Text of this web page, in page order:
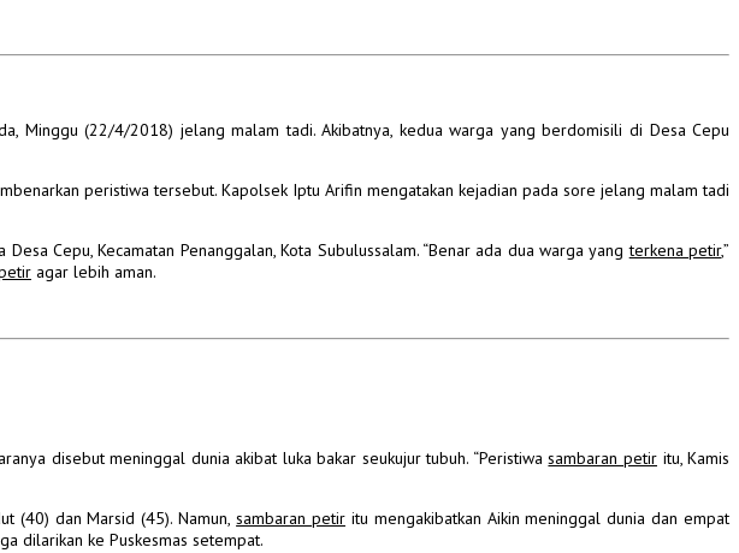
Minggu (22/4/2018) jelang malam tadi.Akibatnya, kedua warga yang berdomisili di Desa Cepu
peristiwa tersebut. Kapolsek Iptu Arifin mengatakan kejadian pada sore jelang malam tadi
Desa Cepu, Kecamatan Penanggalan, Kota Subulussalam. “Benar ada dua warga yangterkena petir,”
agar lebih aman.
disebut meninggal dunia akibat luka bakar seukujur tubuh. “Peristiwasambaran petir itu, Kamis
(40) dan Marsid (45). Namun,sambaran petiritu mengakibatkan Aikin meninggal dunia dan empat
dilarikan ke Puskesmas setempat.